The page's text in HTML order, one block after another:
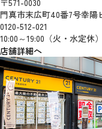
門真市末広町40番7号幸陽
0120-512-021
10:00～19:00（火・水定休）
店舗詳細へ